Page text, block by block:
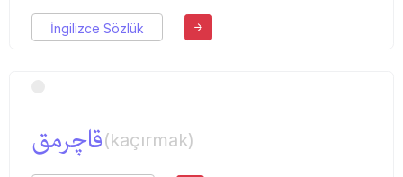
İngilizce Sözlük
قاچرمق(kaçırmak)